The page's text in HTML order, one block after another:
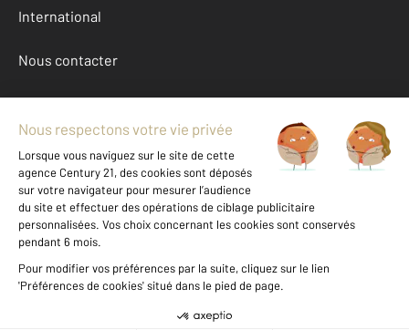
International
Nous contacter
Mentions légales & CGU et Barèmes d'honoraires
Données personnelles
Gestionnaire des cookies
Achat maison autour de SURY AUX BOIS (45530)